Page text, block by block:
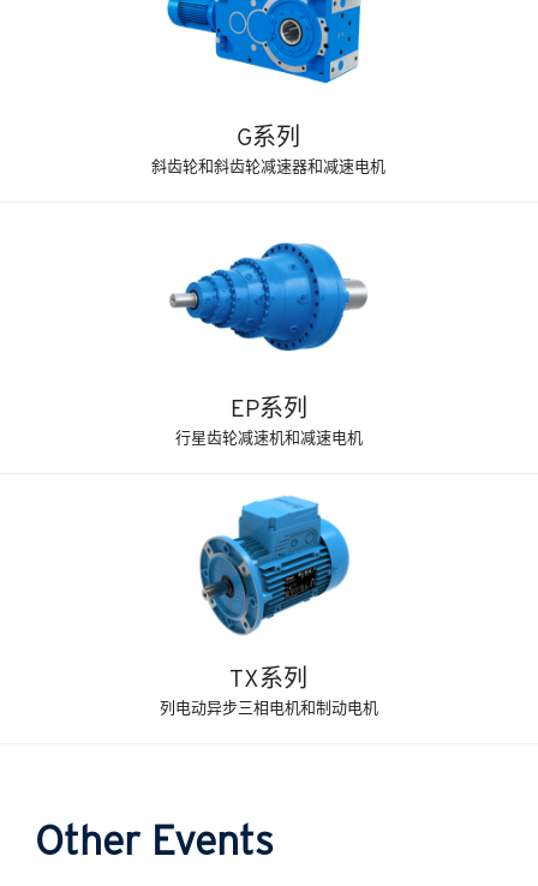
G系列
斜齿轮和斜齿轮减速器和减速电机
EP系列
行星齿轮减速机和减速电机
TX系列
列电动异步三相电机和制动电机
Other Events